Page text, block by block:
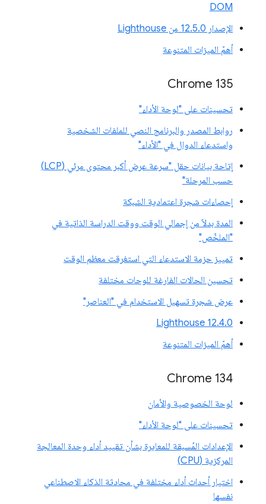
DOM
الإصدار 12.5.0 من Lighthouse
أهمّ الميزات المتنوعة
Chrome 135
تحسينات على "لوحة الأداء"
روابط المصدر والبرنامج النصي للملفات الشخصية
واستدعاء الدوال في "الأداء"
إتاحة بيانات حقل "سرعة عرض أكبر محتوى مرئي (LCP)
حسب المرحلة"
إحصاءات شجرة اعتمادية الشبكة
المدة بدلاً من إجمالي الوقت ووقت الدراسة الذاتية في
"الملخّص"
تمييز حزمة الاستدعاء التي استغرقت معظم الوقت
تحسين الحالات الفارغة للوحات مختلفة
عرض شجرة تسهيل الاستخدام في "العناصر"
‫Lighthouse 12.4.0
أهمّ الميزات المتنوعة
‫Chrome 134
لوحة الخصوصية والأمان
تحسينات على "لوحة الأداء"
الإعدادات المُسبقة للمعايرة بشأن تقييد أداء وحدة المعالجة
المركزية (CPU)
اختيار أحداث أداء مختلفة في محادثة الذكاء الاصطناعي
نفسها